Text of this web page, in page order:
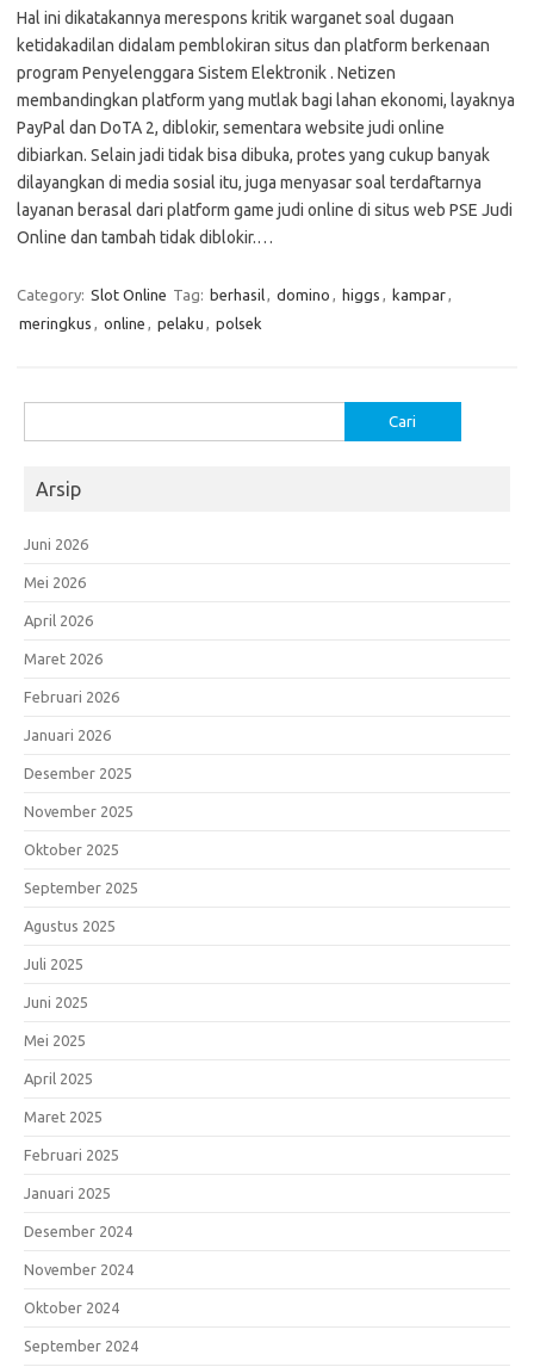
Hal ini dikatakannya merespons kritik warganet soal dugaan
ketidakadilan didalam pemblokiran situs dan platform berkenaan
program Penyelenggara Sistem Elektronik . Netizen
membandingkan platform yang mutlak bagi lahan ekonomi, layaknya
PayPal dan DoTA 2, diblokir, sementara website judi online
dibiarkan. Selain jadi tidak bisa dibuka, protes yang cukup banyak
dilayangkan di media sosial itu, juga menyasar soal terdaftarnya
layanan berasal dari platform game judi online di situs web PSE Judi
Online dan tambah tidak diblokir.…
Category: Slot Online Tag: berhasil, domino , higgs , kampar,
meringkus , online , pelaku , polsek
untuk:
Arsip
Juni 2026
Mei 2026
April 2026
Maret 2026
Februari 2026
Januari 2026
Desember 2025
November 2025
Oktober 2025
September 2025
Agustus 2025
Juli 2025
Juni 2025
Mei 2025
April 2025
Maret 2025
Februari 2025
Januari 2025
Desember 2024
November 2024
Oktober 2024
September 2024